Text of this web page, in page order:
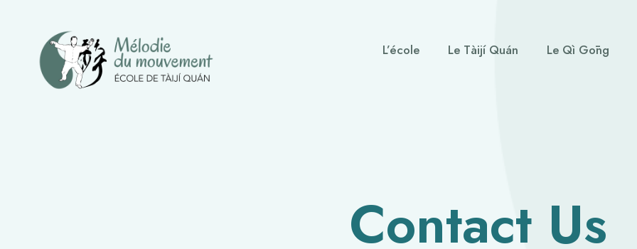
L’école Le Tàijí Quán Le Qì Gōng
Contact Us